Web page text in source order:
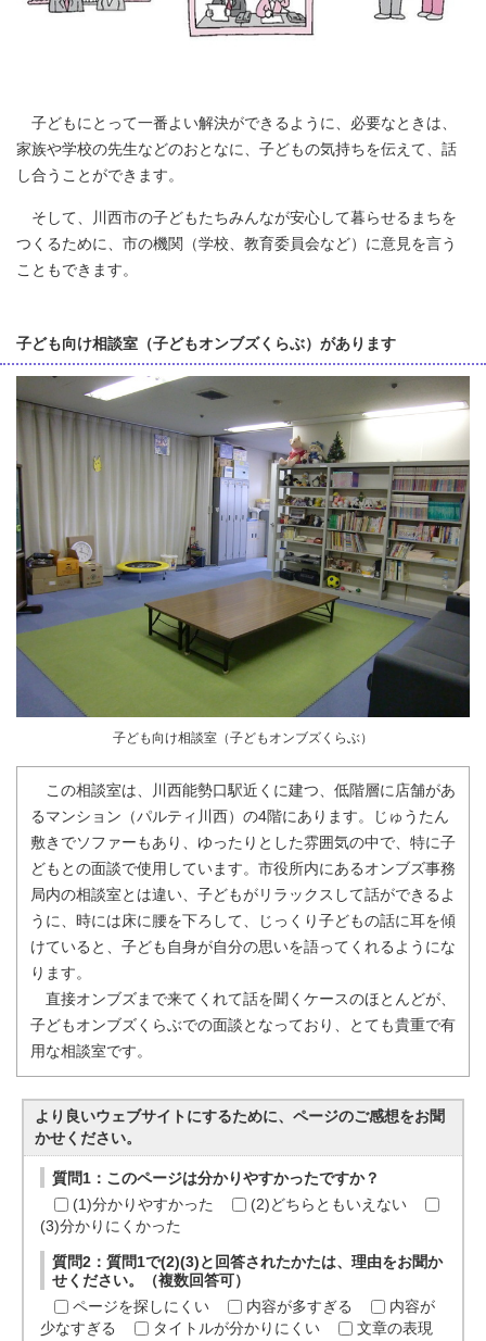
子どもにとって一番よい解決ができるように、必要なときは、
家族や学校の先生などのおとなに、子どもの気持ちを伝えて、話
し合うことができます。
そして、川西市の子どもたちみんなが安心して暮らせるまちを
つくるために、市の機関（学校、教育委員会など）に意見を言う
こともできます。
子ども向け相談室（子どもオンブズくらぶ）があります
子ども向け相談室（子どもオンブズくらぶ）
この相談室は、川西能勢口駅近くに建つ、低階層に店舗があ
るマンション（パルティ川西）の4階にあります。じゅうたん
敷きでソファーもあり、ゆったりとした雰囲気の中で、特に子
どもとの面談で使用しています。市役所内にあるオンブズ事務
局内の相談室とは違い、子どもがリラックスして話ができるよ
うに、時には床に腰を下ろして、じっくり子どもの話に耳を傾
けていると、子ども自身が自分の思いを語ってくれるようにな
ります。
直接オンブズまで来てくれて話を聞くケースのほとんどが、
子どもオンブズくらぶでの面談となっており、とても貴重で有
用な相談室です。
より良いウェブサイトにするために、ページのご感想をお聞
かせください。
質問1：このページは分かりやすかったですか？
(1)分かりやすかった
(2)どちらともいえない
(3)分かりにくかった
質問2：質問1で(2)(3)と回答されたかたは、理由をお聞か
せください。（複数回答可）
ページを探しにくい
内容が多すぎる
内容が
少なすぎる
タイトルが分かりにくい
文章の表現